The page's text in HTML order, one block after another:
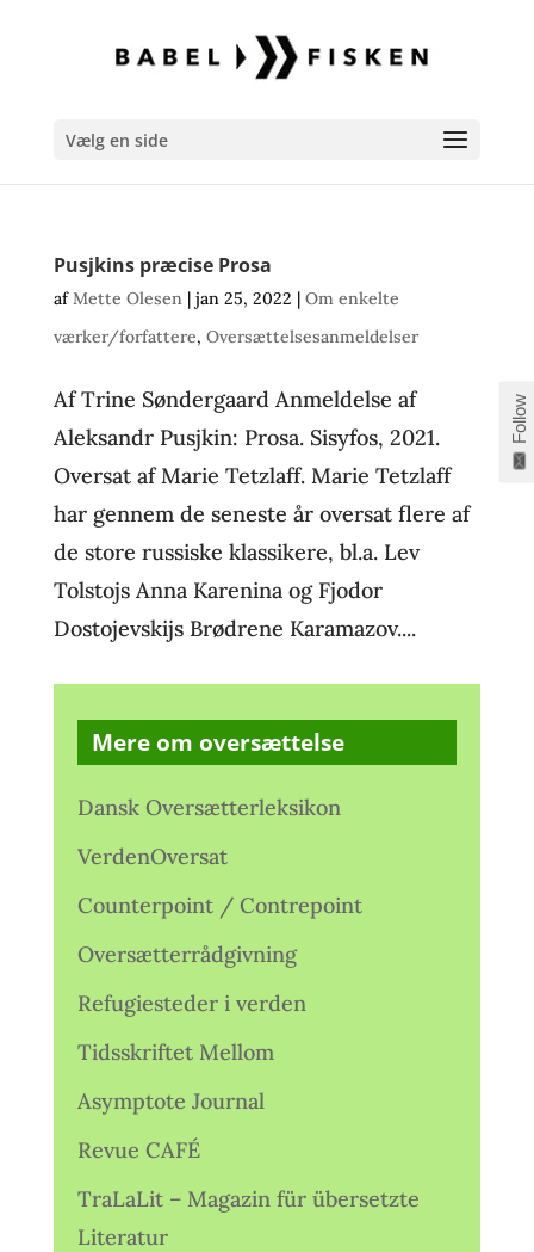
Vælg en side
Pusjkins præcise Prosa
afMette Olesen| jan 25, 2022 | Om enkelte
værker/forfattere, Oversættelsesanmeldelser
Af Trine Søndergaard Anmeldelse af
Aleksandr Pusjkin: Prosa. Sisyfos, 2021.
Oversat af Marie Tetzlaff. Marie Tetzlaff
har gennem de seneste år oversat flere af
de store russiske klassikere, bl.a. Lev
Tolstojs Anna Karenina og Fjodor
Dostojevskijs Brødrene Karamazov....
Mere om oversættelse
Dansk Oversætterleksikon
VerdenOversat
Counterpoint / Contrepoint
Oversætterrådgivning
Refugiesteder i verden
Tidsskriftet Mellom
Asymptote Journal
Revue CAFÉ
TraLaLit – Magazin für übersetzte
Literatur
Follow